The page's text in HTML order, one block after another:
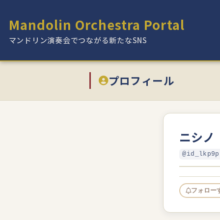
Mandolin Orchestra Portal
マンドリン演奏会でつながる新たなSNS
プロフィール
ニシノ
フォロー